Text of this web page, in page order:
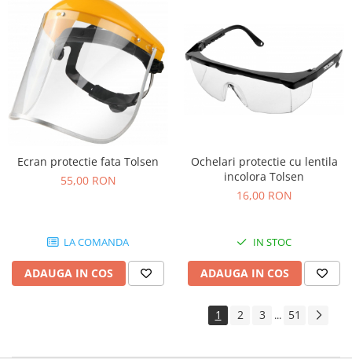
Ecran protectie fata Tolsen
55,00 RON
LA COMANDA
ADAUGA IN COS
Ochelari protectie cu lentila
incolora Tolsen
16,00 RON
IN STOC
ADAUGA IN COS
1 2 3 ... 51